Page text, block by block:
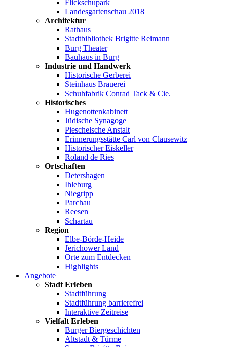
Flickschupark
Landesgartenschau 2018
Architektur
Rathaus
Stadtbibliothek Brigitte Reimann
Burg Theater
Bauhaus in Burg
Industrie und Handwerk
Historische Gerberei
Steinhaus Brauerei
Schuhfabrik Conrad Tack & Cie.
Historisches
Hugenottenkabinett
Jüdische Synagoge
Pieschelsche Anstalt
Erinnerungsstätte Carl von Clausewitz
Historischer Eiskeller
Roland de Ries
Ortschaften
Detershagen
Ihleburg
Niegripp
Parchau
Reesen
Schartau
Region
Elbe-Börde-Heide
Jerichower Land
Orte zum Entdecken
Highlights
Angebote
Stadt Erleben
Stadtführung
Stadtführung barrierefrei
Interaktive Zeitreise
Vielfalt Erleben
Burger Biergeschichten
Altstadt & Türme